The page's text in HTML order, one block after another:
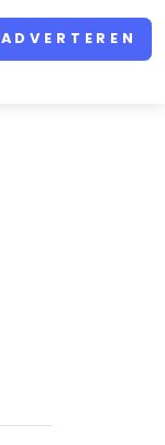
ADVERTEREN